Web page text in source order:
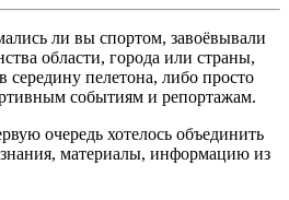
ли вы спортом, завоёвывали
области, города или страны,
пелетона, либо просто
событиям и репортажам.
очередь хотелось объединить
материалы, информацию из